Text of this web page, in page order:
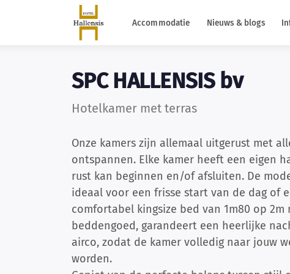
Accommodatie Nieuws & blogs
SPC HALLENSIS bv
Hotelkamer met terras
Onze kamers zijn allemaal uitgerust met
ontspannen. Elke kamer heeft een eigen
rust kan beginnen en/of afsluiten. De
ideaal voor een frisse start van de dag of
comfortabel kingsize bed van 1m80 op
beddengoed, garandeert een heerlijke
airco, zodat de kamer volledig naar jouw
worden.